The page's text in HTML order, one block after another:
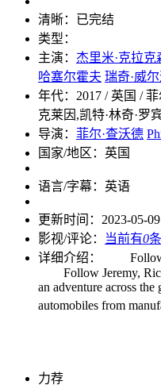
清晰： 已完结
类型：
主演： 杰里米·克拉克
哈塞尔霍夫 瑞奇·威
年代： 2017 / 英国 /
克莱因,凯特·林奇·罗
导演： 菲尔·查沃德
国家/地区： 英国
语言/字幕： 英语
更新时间： 2023-05-
影视/评论：
当前有0
详细介绍：
Follow
Follow Jeremy,
an adventure across
automobiles from
力荐